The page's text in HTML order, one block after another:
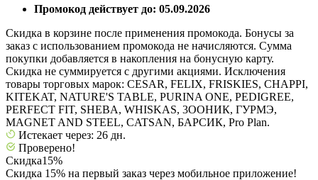
Промокод действует до: 05.09.2026
Скидка в корзине после применения промокода. Бонусы за
заказ с использованием промокода не начисляются. Сумма
покупки добавляется в накопления на бонусную карту.
Скидка не суммируется с другими акциями. Исключения
товары торговых марок: CESAR, FELIX, FRISKIES, CHAPPI,
KITEKAT, NATURE'S TABLE, PURINA ONE, PEDIGREE,
PERFECT FIT, SHEBA, WHISKAS, 3ООНИК, ГУРМЭ,
MAGNET AND STEEL, CATSAN, БАРСИК, Pro Plan.
Истекает через: 26 дн.
Проверено!
Скидка15%
Скидка 15% на первый заказ через мобильное приложение!